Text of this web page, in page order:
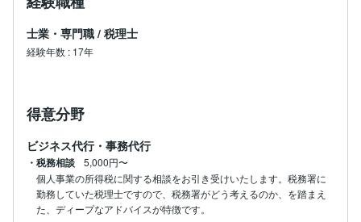
士業・専門職 / 税理士
経験年数 : 17年
得意分野
ビジネス代行・事務代行
・税務相談
5,000円〜
個人事業の所得税に関する相談をお引き受けいたします。税務署に
勤務していた税理士ですので、税務署がどう考えるのか、を踏まえ
た、ディープなアドバイスが特徴です。